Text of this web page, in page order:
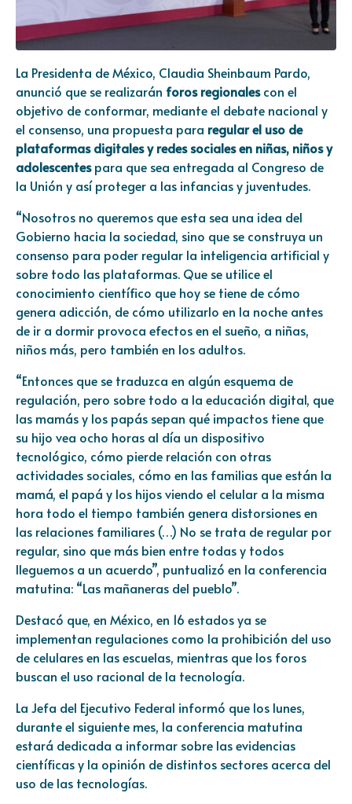
La Presidenta de México, Claudia Sheinbaum Pardo,
anunció que se realizarán foros regionalescon el
objetivo de conformar, mediante el debate nacional y
el consenso, una propuesta para regularel uso de
plataformas digitales y redes sociales en niñas, niños y
adolescentespara que sea entregada al Congreso de
la Unión y así proteger a las infancias y juventudes.
“Nosotros no queremos que esta sea una idea del
Gobierno hacia la sociedad, sino que se construya un
consenso para poder regular la inteligencia artificial y
sobre todo las plataformas. Que se utilice el
conocimiento científico que hoy se tiene de cómo
genera adicción, de cómo utilizarlo en la noche antes
de ir a dormir provoca efectos en el sueño, a niñas,
niños más, pero también en los adultos.
“Entonces que se traduzca en algún esquema de
regulación, pero sobre todo a la educación digital, que
las mamás y los papás sepan qué impactos tiene que
su hijo vea ocho horas al día un dispositivo
tecnológico, cómo pierde relación con otras
actividades sociales, cómo en las familias que están la
mamá, el papá y los hijos viendo el celular a la misma
hora todo el tiempo también genera distorsiones en
las relaciones familiares (…) No se trata de regular por
regular, sino que más bien entre todas y todos
lleguemos a un acuerdo”, puntualizó en la conferencia
matutina: “Las mañaneras del pueblo”.
Destacó que, en México, en 16 estados ya se
implementan regulaciones como la prohibición del uso
de celulares en las escuelas, mientras que los foros
buscan el uso racional de la tecnología.
La Jefa del Ejecutivo Federal informó que los lunes,
durante el siguiente mes, la conferencia matutina
estará dedicada a informar sobre las evidencias
científicas y la opinión de distintos sectores acerca del
uso de las tecnologías.